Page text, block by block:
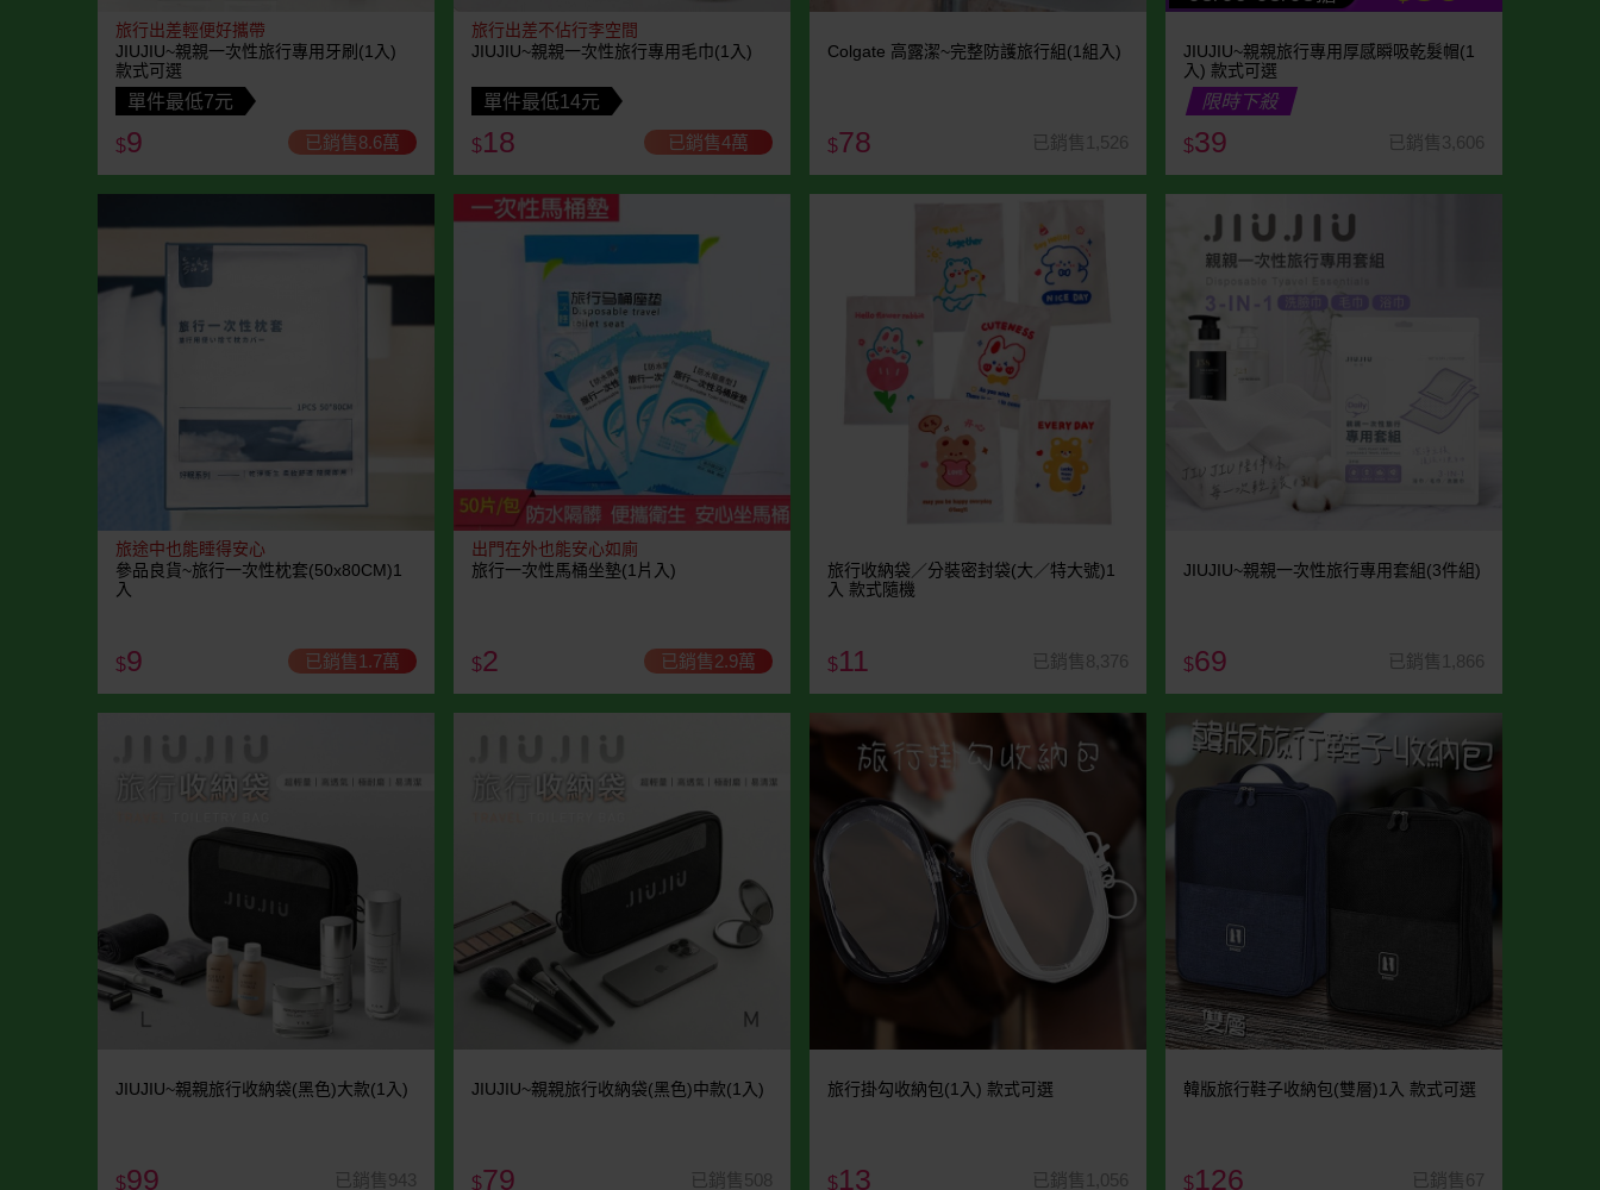
旅行出差輕便好攜帶
JIUJIU~親親一次性旅行專用牙刷(1入)
款式可選
單件最低7元
$9 已銷售8.6萬
旅行出差不佔行李空間
JIUJIU~親親一次性旅行專用毛巾(1入)
單件最低14元
$18 已銷售4萬
Colgate 高露潔~完整防護旅行組(1組入)
$78 已銷售1,526
JIUJIU~親親旅行專用厚感瞬吸乾髮帽(1
入) 款式可選
限時下殺
$39 已銷售3,606
旅途中也能睡得安心
參品良貨~旅行一次性枕套(50x80CM)1
入
$9 已銷售1.7萬
出門在外也能安心如廁
旅行一次性馬桶坐墊(1片入)
$2 已銷售2.9萬
旅行收納袋／分裝密封袋(大／特大號)1
入 款式隨機
$11 已銷售8,376
JIUJIU~親親一次性旅行專用套組(3件組)
$69 已銷售1,866
JIUJIU~親親旅行收納袋(黑色)大款(1入)
$99 已銷售943
JIUJIU~親親旅行收納袋(黑色)中款(1入)
$79 已銷售508
旅行掛勾收納包(1入) 款式可選
$13 已銷售1,056
韓版旅行鞋子收納包(雙層)1入 款式可選
$126 已銷售67